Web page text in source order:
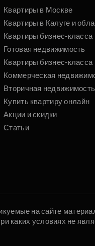
Квартиры в Москве
Квартиры в Калуге и
Квартиры бизнес-класса
Готовая недвижимость
Квартиры бизнес-класса
Коммерческая
Вторичная недвижимость
Купить квартиру онлайн
Акции и скидки
Статьи
на сайте
каких условиях не